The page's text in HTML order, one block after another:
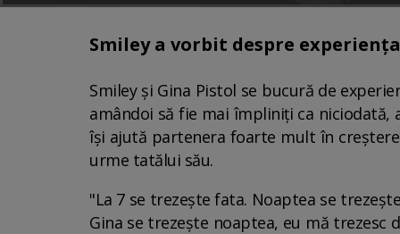
Smiley a vorbit despre
Smiley și Gina Pistol se bucură de
amândoi să fie mai împliniți ca niciodată,
își ajută partenera foarte mult în
urme tatălui său.
"La 7 se trezește fata. Noaptea se
Gina se trezește noaptea, eu mă trezesc